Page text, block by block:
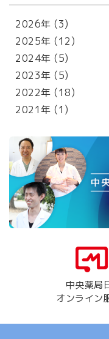
2026年 (3)
2025年 (12)
2024年 (5)
2023年 (5)
2022年 (18)
2021年 (1)
中央薬局
オンライン